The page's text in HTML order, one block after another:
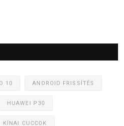
10 ANDROID FRISSÍTÉS
HUAWEI P30
KÍNAI CUCCOK